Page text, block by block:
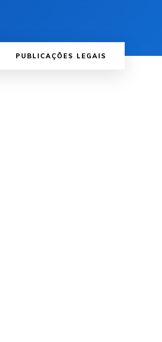
PUBLICAÇÕES LEGAIS